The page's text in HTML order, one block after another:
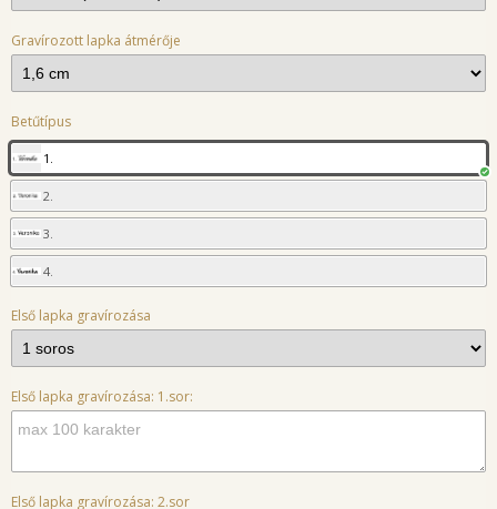
Gravírozott lapka átmérője
Betűtípus
1.
2.
3.
4.
Első lapka gravírozása
Első lapka gravírozása: 1.sor:
Első lapka gravírozása: 2.sor